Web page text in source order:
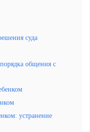
суда
общения с
устранение